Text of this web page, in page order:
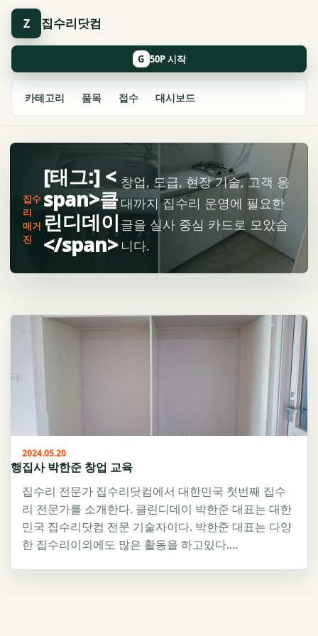
Z 집수리닷컴
카테고리 품목 접수 대시보드
G
집수
리
매거
진
[태그:] <
span>클
린디데이
</span>
창업, 도급, 현장 기술, 고객 응
대까지 집수리 운영에 필요한
글을 실사 중심 카드로 모았습
니다.
2024.05.20
행집사 박한준 창업 교육
집수리 전문가 집수리닷컴에서 대한민국 첫번째 집수
리 전문가를 소개한다. 클린디데이 박한준 대표는 대한
민국 집수리닷컴 전문 기술자이다. 박한준 대표는 다양
한 집수리이외에도 많은 활동을 하고있다.…